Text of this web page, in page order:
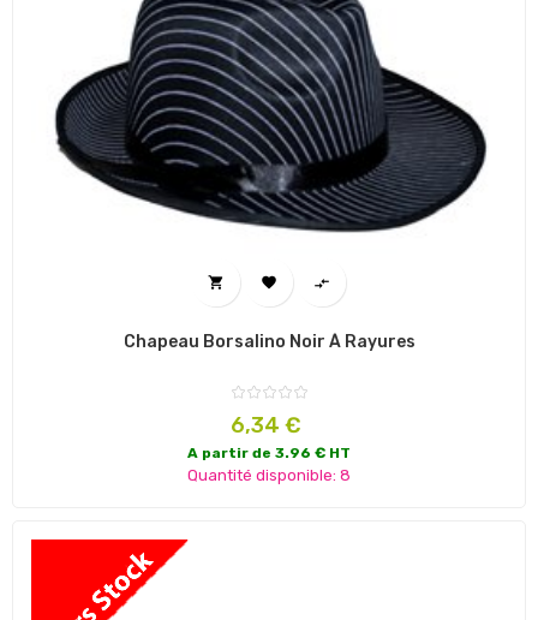
  
Chapeau Borsalino Noir À Rayures
Prix
6,34 €
A partir de 3.96 € HT
Quantité disponible: 8